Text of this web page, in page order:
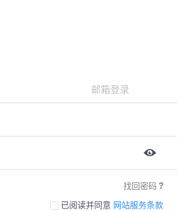
邮箱登录
找回密码
已阅读并同意 网站服务条款